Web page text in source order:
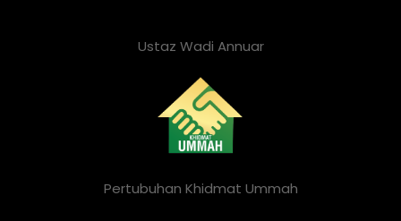
Ustaz Wadi Annuar
Pertubuhan Khidmat Ummah